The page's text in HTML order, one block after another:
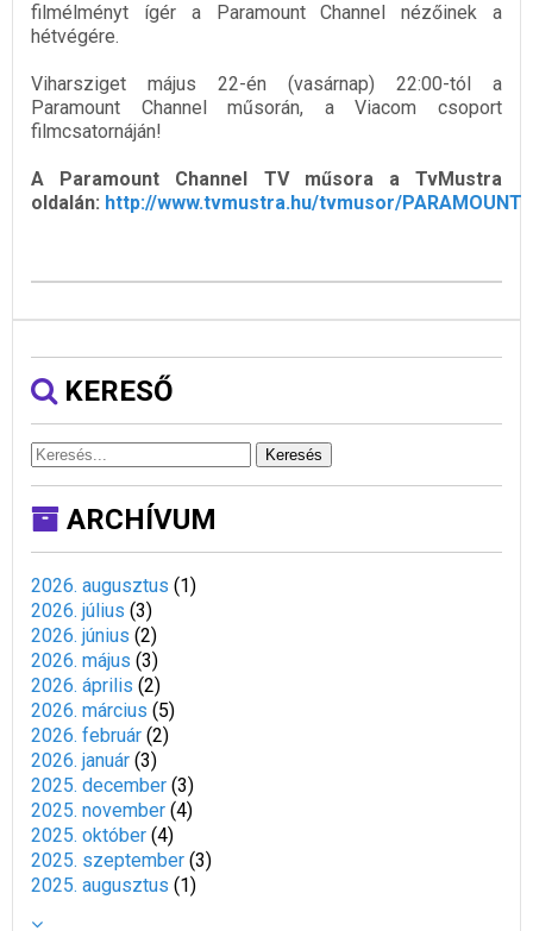
filmélményt ígér a Paramount Channel nézőinek a
hétvégére.
Viharsziget május 22-én (vasárnap) 22:00-tól a
Paramount Channel műsorán, a Viacom csoport
filmcsatornáján!
A Paramount Channel TV műsora a TvMustra
oldalán: http://www.tvmustra.hu/tvmusor/PARAMOUNT
KERESŐ
Keresés
ARCHÍVUM
2026. augusztus (1)
2026. július (3)
2026. június (2)
2026. május (3)
2026. április (2)
2026. március (5)
2026. február (2)
2026. január (3)
2025. december (3)
2025. november (4)
2025. október (4)
2025. szeptember (3)
2025. augusztus (1)